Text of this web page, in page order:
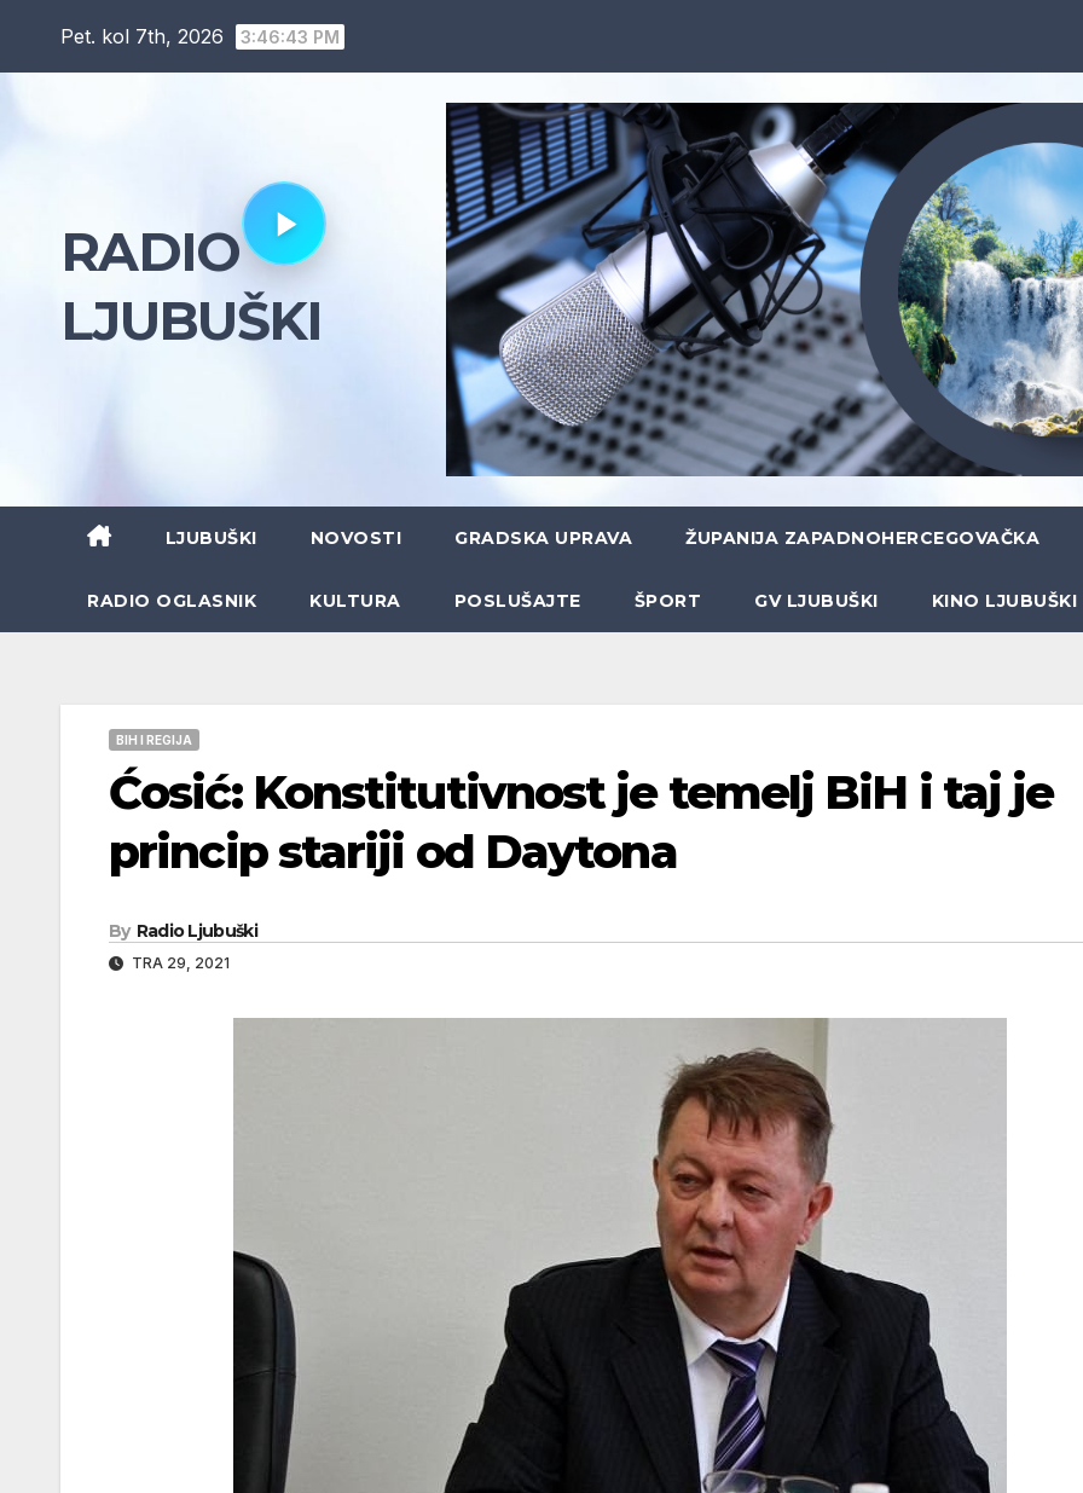
Pet. kol 7th, 2026 3:46:44 PM
RADIO
LJUBUŠKI
LJUBUŠKI NOVOSTI GRADSKA UPRAVA ŽUPANIJA ZAPADNOHERCEGOVAČKA
RADIO OGLASNIK KULTURA POSLUŠAJTE ŠPORT GV LJUBUŠKI KINO LJUBUŠKI
BIH I REGIJA
Ćosić: Konstitutivnost je temelj BiH i taj je
princip stariji od Daytona
By Radio Ljubuški
TRA 29, 2021